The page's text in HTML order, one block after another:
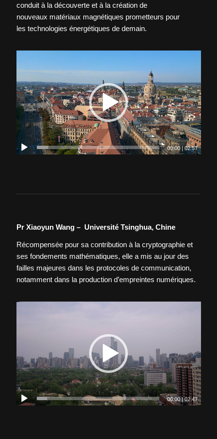
conduit à la découverte et à la création de
nouveaux matériaux magnétiques prometteurs pour
les technologies énergétiques de demain.
00:00|02:57
Pr Xiaoyun Wang – Université Tsinghua, Chine
Récompensée pour sa contribution à la cryptographie et
ses fondements mathématiques, elle a mis au jour des
failles majeures dans les protocoles de communication,
notamment dans la production d’empreintes numériques.
00:00 |02:47